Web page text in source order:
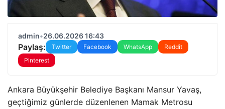
admin•26.06.2026 16:43
Paylaş: Twitter Facebook WhatsApp
Reddit
Pinterest
Ankara Büyükşehir Belediye Başkanı Mansur Yavaş,
geçtiğimiz günlerde düzenlenen Mamak Metrosu